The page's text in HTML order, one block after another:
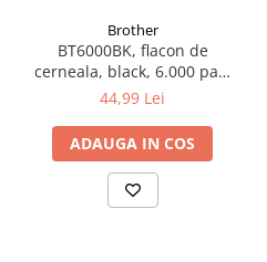
Brother
BT6000BK, flacon de
cerneala, black, 6.000 pag,
Ink Benefit DCP-
44,99 Lei
ADAUGA IN COS